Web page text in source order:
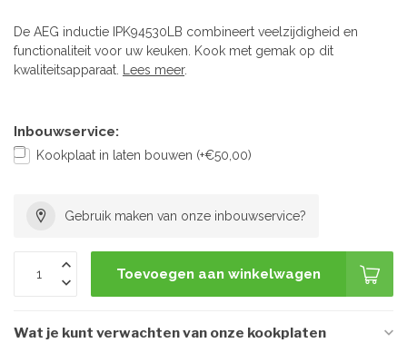
De AEG inductie IPK94530LB combineert veelzijdigheid en
functionaliteit voor uw keuken. Kook met gemak op dit
kwaliteitsapparaat. Lees meer.
Inbouwservice:
Kookplaat in laten bouwen (+€50,00)
Gebruik maken van onze inbouwservice?
Toevoegen aan winkelwagen
Wat je kunt verwachten van onze kookplaten